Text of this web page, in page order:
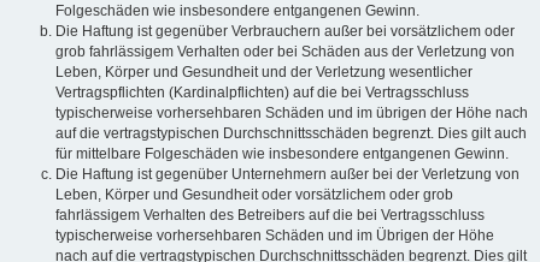
Folgeschäden wie insbesondere entgangenen Gewinn.
Die Haftung ist gegenüber Verbrauchern außer bei vorsätzlichem oder
grob fahrlässigem Verhalten oder bei Schäden aus der Verletzung von
Leben, Körper und Gesundheit und der Verletzung wesentlicher
Vertragspflichten (Kardinalpflichten) auf die bei Vertragsschluss
typischerweise vorhersehbaren Schäden und im übrigen der Höhe nach
auf die vertragstypischen Durchschnittsschäden begrenzt. Dies gilt auch
für mittelbare Folgeschäden wie insbesondere entgangenen Gewinn.
Die Haftung ist gegenüber Unternehmern außer bei der Verletzung von
Leben, Körper und Gesundheit oder vorsätzlichem oder grob
fahrlässigem Verhalten des Betreibers auf die bei Vertragsschluss
typischerweise vorhersehbaren Schäden und im Übrigen der Höhe
nach auf die vertragstypischen Durchschnittsschäden begrenzt. Dies gilt